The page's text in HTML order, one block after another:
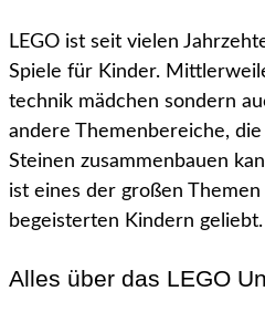
LEGO ist seit vielen
Spiele für Kinder.
technik mädchen sondern
andere Themenbereiche,
Steinen zusammenbauen
ist eines der großen
begeisterten Kindern geliebt.
Alles über das LEGO